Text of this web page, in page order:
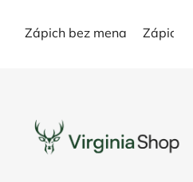
Zápich bez mena Zápich s